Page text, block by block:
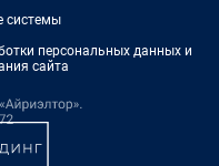
системы
персональных данных и
сайта